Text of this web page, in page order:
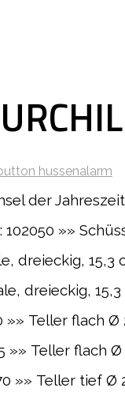
der
»»
dreieckig,
dreieckig,
»» Teller flach Ø
»» Teller flach
»» Teller tief Ø